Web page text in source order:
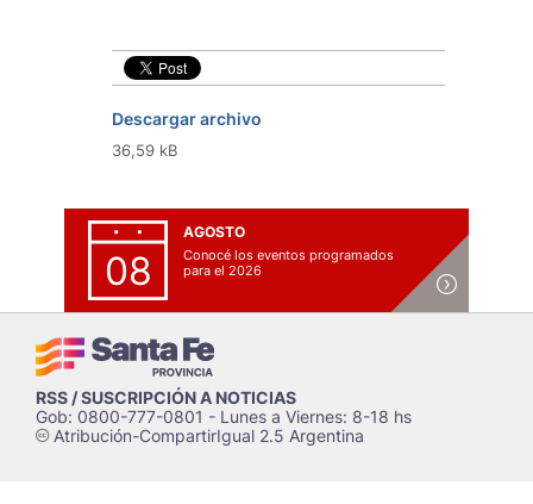
Descargar archivo
36,59 kB
08
AGOSTO
Conocé los eventos programados
para el 2026
RSS / SUSCRIPCIÓN A NOTICIAS
Gob: 0800-777-0801 - Lunes a Viernes: 8-18 hs
cAtribución-CompartirIgual 2.5 Argentina